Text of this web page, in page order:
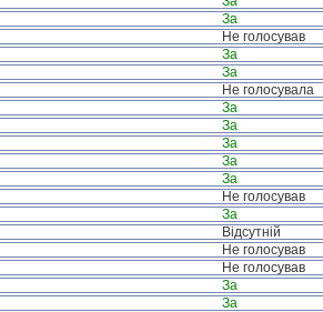
За
Не голосував
За
За
Не голосувала
За
За
За
За
За
Не голосував
За
Відсутній
Не голосував
Не голосував
За
За